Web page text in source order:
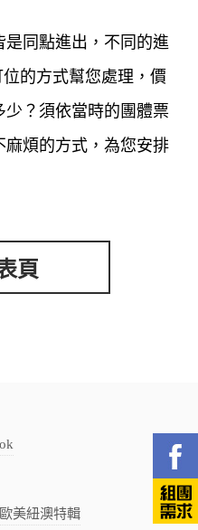
同點進出，不同的進
的方式幫您處理，價
？須依當時的團體票
煩的方式，為您安排
頁
歐美紐澳特輯